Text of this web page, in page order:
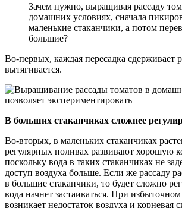
Зачем нужно, выращивая рассаду
домашних условиях, сначала
маленькие стаканчики, а потом
большие?
Во-первых, каждая пересадка сдерживает
вытягивается.
В больших стаканчиках сложнее
Во-вторых, в маленьких стаканчиках
регулярных поливах развивают хорошую
поскольку вода в таких стаканчиках не
доступ воздуха больше. Если же рассаду
в большие стаканчики, то будет сложно
вода начнет застаиваться. При
возникает недостаток воздуха и корневая